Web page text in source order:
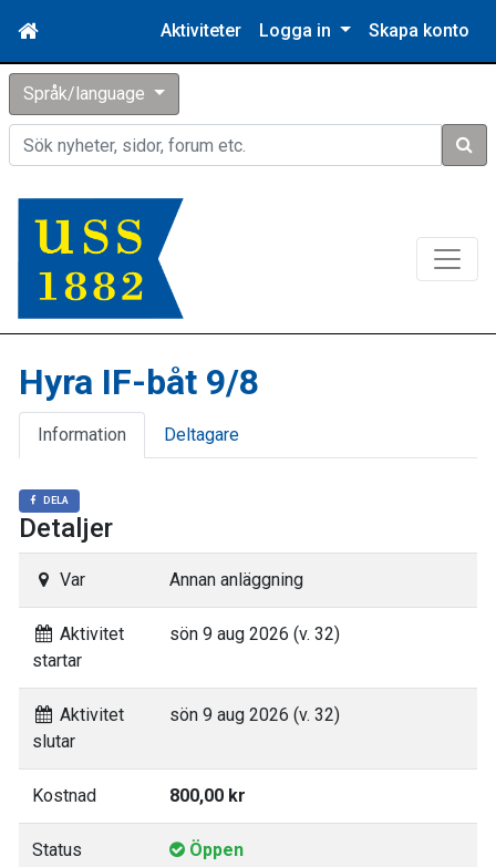
Aktiviteter Logga in Skapa konto
Språk/language
Sök
Hyra IF-båt 9/8
Information Deltagare
DELA
Detaljer
Var Annan anläggning
Aktivitet
startar
sön 9 aug 2026 (v. 32)
Aktivitet
slutar
sön 9 aug 2026 (v. 32)
Kostnad 800,00 kr
Status Öppen